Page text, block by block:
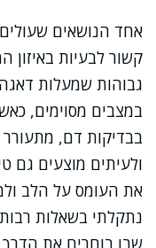
אחד הנושאים שעולים
קשור לבעיות באיזון
גבוהות שמעלות
במצבים מסוימים,
בבדיקות דם, מתעורר
ולעיתים מוצעים גם
את העומס על הלב
נתקלתי בשאלות
שבו בוחרים את